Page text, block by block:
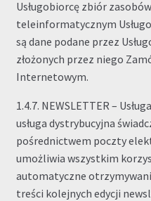
Usługobiorcę zbiór
teleinformatycznym
są dane podane przez
złożonych przez niego
Internetowym.
1.4.7. NEWSLETTER –
usługa dystrybucyjna
pośrednictwem poczty
umożliwia wszystkim
automatyczne
treści kolejnych edycji